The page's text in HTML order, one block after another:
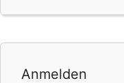
Anmelden